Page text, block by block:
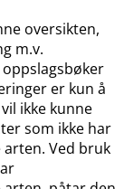
oversikten,
m.v.
er kun å
ikke kunne
som ikke har
Ved bruk